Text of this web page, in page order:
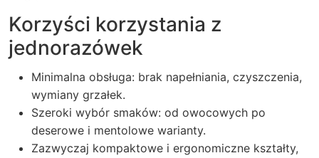
Korzyści korzystania z
jednorazówek
Minimalna obsługa: brak napełniania, czyszczenia,
wymiany grzałek.
Szeroki wybór smaków: od owocowych po
deserowe i mentolowe warianty.
Zazwyczaj kompaktowe i ergonomiczne kształty,